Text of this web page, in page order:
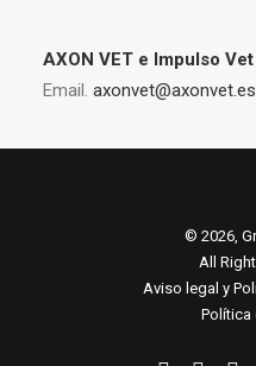
AXON VET e Impulso Vet
Email. axonvet@axonvet.es
© 2026,
All
Aviso legal y
Política